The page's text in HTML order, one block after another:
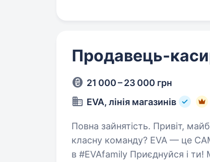
Продавець-
21 000 – 23 000 грн
EVA, лінія магазинів
Повна зайнятість. Привіт, майбутня зірко! Ти енергійний (а) і шукаєш
класну команду? EVA — це
в #EVAfamily Приєднуйся і ти! Ми шукаємо продавця-касира, що готовий